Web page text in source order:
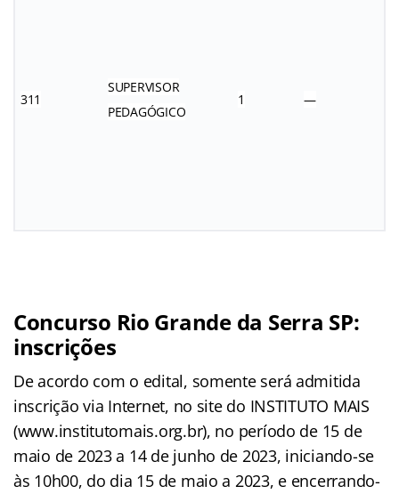
311
SUPERVISOR
PEDAGÓGICO
1 —
Concurso Rio Grande da Serra SP:
inscrições
De acordo com o edital, somente será admitida
inscrição via Internet, no site do INSTITUTO MAIS
(www.institutomais.org.br), no período de 15 de
maio de 2023 a 14 de junho de 2023, iniciando-se
às 10h00, do dia 15 de maio a 2023, e encerrando-